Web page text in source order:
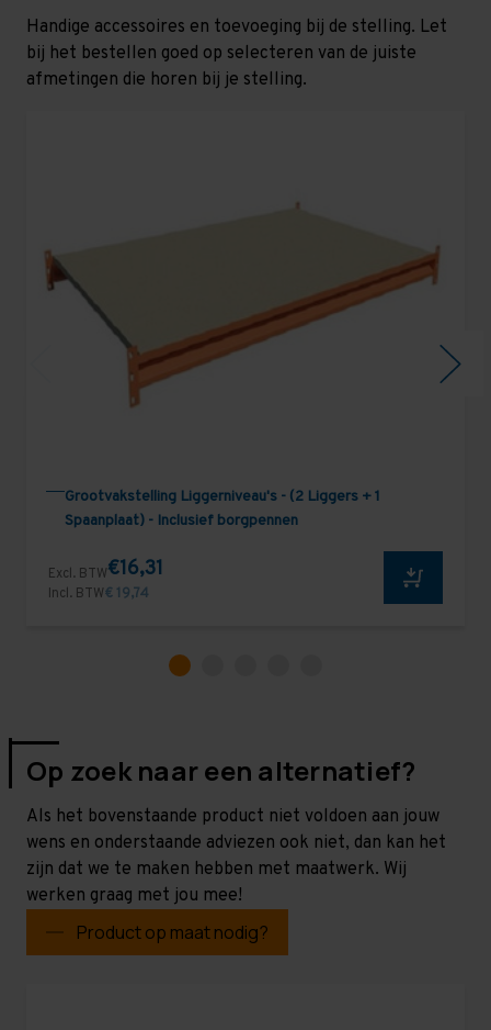
Handige accessoires en toevoeging bij de stelling. Let
bij het bestellen goed op selecteren van de juiste
afmetingen die horen bij je stelling.
Grootvakstelling Liggerniveau's - (2 Liggers + 1
Spaanplaat) - Inclusief borgpennen
Excl. BTW€16,31
Incl. BTW€ 19,74
Op zoek naar een alternatief?
Als het bovenstaande product niet voldoen aan jouw
wens en onderstaande adviezen ook niet, dan kan het
zijn dat we te maken hebben met maatwerk. Wij
werken graag met jou mee!
Product op maat nodig?